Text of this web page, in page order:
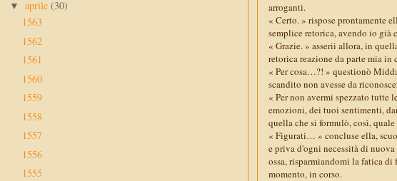
arroganti.
« Certo. » rispose prontamente
semplice retorica, avendo io già
« Grazie. » asserii allora, in
retorica reazione da parte mia in
« Per cosa…?! » questionò
scandito non avesse da
« Per non avermi spezzato tutte
emozioni, dei tuoi sentimenti,
quella che si formulò, così,
« Figurati… » concluse ella,
e priva d'ogni necessità di
ossa, risparmiandomi la fatica di
momento, in corso.
▼ aprile (30)
1563
1562
1561
1560
1559
1558
1557
1556
1555